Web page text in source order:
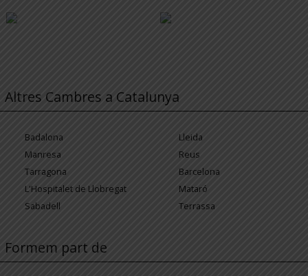
Altres Cambres a Catalunya
Badalona
Lleida
Manresa
Reus
Tarragona
Barcelona
L'Hospitalet de Llobregat
Mataró
Sabadell
Terrassa
Formem part de